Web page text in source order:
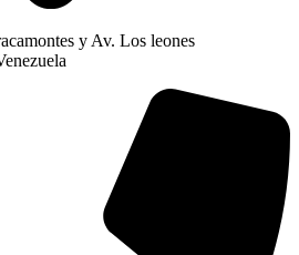
y Av. Los leones